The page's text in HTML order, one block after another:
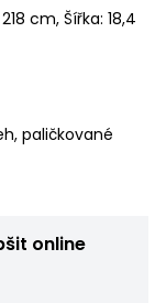
cm, Šířka: 18,4
paličkované
online